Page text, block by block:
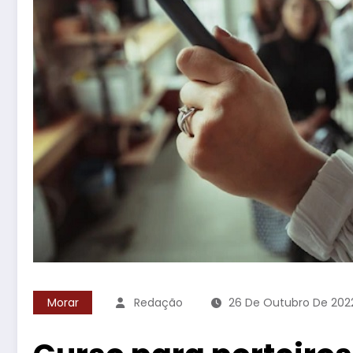
Morar Redação 26 De Outubro De